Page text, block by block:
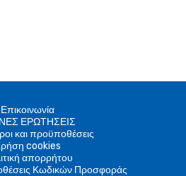
Επικοινωνία
ΕΡΩΤΗΣΕΙΣ
και προϋποθέσεις
cookies
απορρήτου
Κωδικών Προσφοράς